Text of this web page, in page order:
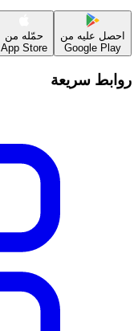
احصل عليه من
Google Play
حمّله من
App Store
روابط سريعة